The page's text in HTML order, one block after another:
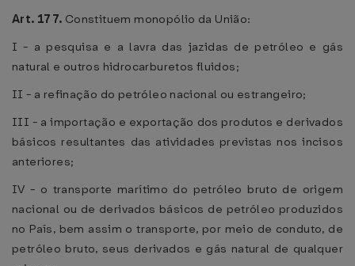
Art. 177. Constituem monopólio da União:
I - a pesquisa e a lavra das jazidas de petróleo e gás
natural e outros hidrocarburetos fluidos;
II - a refinação do petróleo nacional ou estrangeiro;
III - a importação e exportação dos produtos e derivados
básicos resultantes das atividades previstas nos incisos
anteriores;
IV - o transporte marítimo do petróleo bruto de origem
nacional ou de derivados básicos de petróleo produzidos
no País, bem assim o transporte, por meio de conduto, de
petróleo bruto, seus derivados e gás natural de qualquer